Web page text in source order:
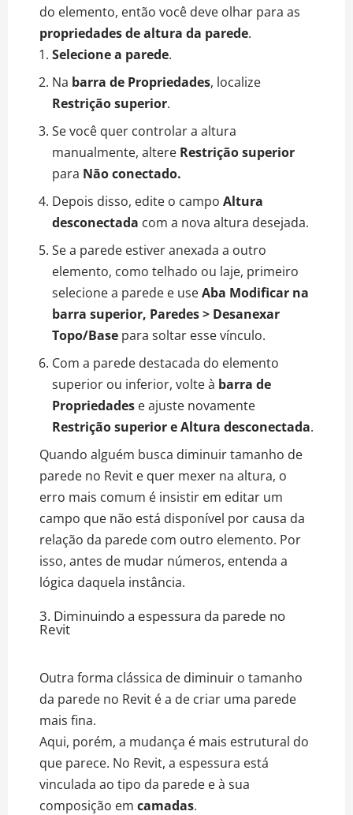
do elemento, então você deve olhar para as
propriedades de altura da parede.
Selecione a parede.
Na barra de Propriedades, localize
Restrição superior.
Se você quer controlar a altura
manualmente, altere Restrição superior
para Não conectado.
Depois disso, edite o campo Altura
desconectada com a nova altura desejada.
Se a parede estiver anexada a outro
elemento, como telhado ou laje, primeiro
selecione a parede e useAba Modificar na
barra superior, Paredes > Desanexar
Topo/Base para soltar esse vínculo.
Com a parede destacada do elemento
superior ou inferior, volte à barra de
Propriedades e ajuste novamente
Restrição superior e Altura desconectada.
Quando alguém busca diminuir tamanho de
parede no Revit e quer mexer na altura, o
erro mais comum é insistir em editar um
campo que não está disponível por causa da
relação da parede com outro elemento. Por
isso, antes de mudar números, entenda a
lógica daquela instância.
3. Diminuindo a espessura da parede no
Revit
Outra forma clássica de diminuir o tamanho
da parede no Revit é a de criar uma parede
mais fina.
Aqui, porém, a mudança é mais estrutural do
que parece. No Revit, a espessura está
vinculada ao tipo da parede e à sua
composição em camadas.